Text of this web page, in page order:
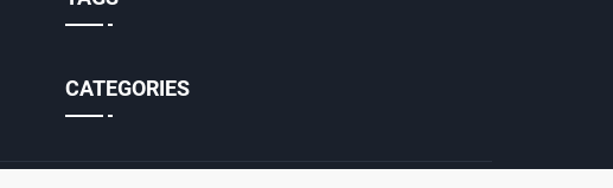
CATEGORIES